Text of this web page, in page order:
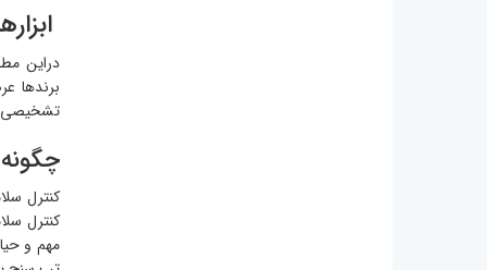
دراین
تشخیصی
کنترل
مهم و